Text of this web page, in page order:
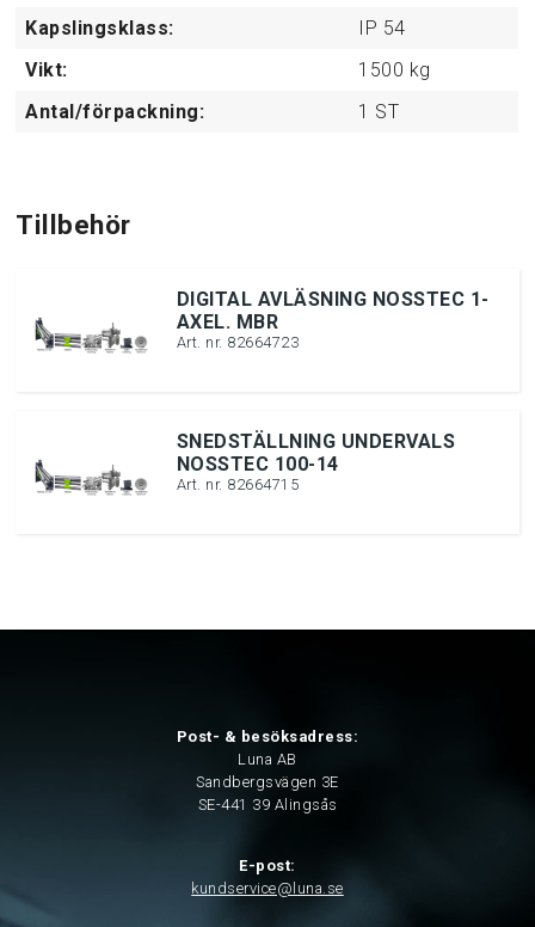
Kapslingsklass:
IP 54
Vikt:
1500 kg
Antal/förpackning:
1 ST
Tillbehör
DIGITAL AVLÄSNING NOSSTEC 1-
AXEL. MBR
Art. nr. 82664723
SNEDSTÄLLNING UNDERVALS
NOSSTEC 100-14
Art. nr. 82664715
Post- & besöksadress:
Luna AB
Sandbergsvägen 3E
SE-441 39 Alingsås
E-post:
kundservice@luna.se